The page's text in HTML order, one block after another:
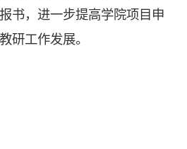
书，进一步提高学院项目申
研工作发展。